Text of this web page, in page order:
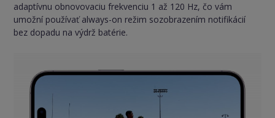
adaptívnu obnovovaciu frekvenciu 1 až 120 Hz, čo vám
umožní používať always-on režim sozobrazením notifikácií
bez dopadu na výdrž batérie.